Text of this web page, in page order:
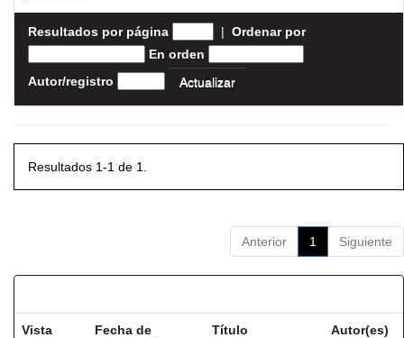
Resultados por página | Ordenar por
En orden
Autor/registro
Resultados 1-1 de 1.
Anterior 1 Siguiente
Vista
Fecha de
Título Autor(es)